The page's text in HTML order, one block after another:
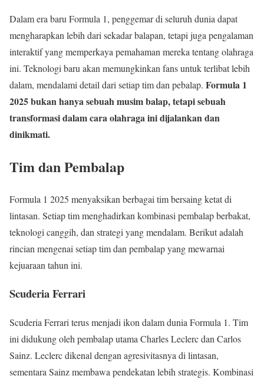
Dalam era baru Formula 1, penggemar di seluruh dunia dapat
mengharapkan lebih dari sekadar balapan, tetapi juga pengalaman
interaktif yang memperkaya pemahaman mereka tentang olahraga
ini. Teknologi baru akan memungkinkan fans untuk terlibat lebih
dalam, mendalami detail dari setiap tim dan pebalap. Formula 1
2025 bukan hanya sebuah musim balap, tetapi sebuah
transformasi dalam cara olahraga ini dijalankan dan
dinikmati.
Tim dan Pembalap
Formula 1 2025 menyaksikan berbagai tim bersaing ketat di
lintasan. Setiap tim menghadirkan kombinasi pembalap berbakat,
teknologi canggih, dan strategi yang mendalam. Berikut adalah
rincian mengenai setiap tim dan pembalap yang mewarnai
kejuaraan tahun ini.
Scuderia Ferrari
Scuderia Ferrari terus menjadi ikon dalam dunia Formula 1. Tim
ini didukung oleh pembalap utama Charles Leclerc dan Carlos
Sainz. Leclerc dikenal dengan agresivitasnya di lintasan,
sementara Sainz membawa pendekatan lebih strategis. Kombinasi